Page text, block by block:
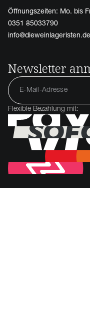
Öffnungszeiten: Mo. bis
0351 85033790
info@dieweinlageristen.de
Newsletter
Flexible Bezahlung mit: